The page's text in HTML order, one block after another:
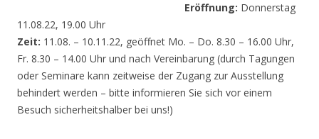
Eröffnung: Donnerstag
11.08.22, 19.00 Uhr
Zeit: 11.08. – 10.11.22, geöffnet Mo. – Do. 8.30 – 16.00 Uhr,
Fr. 8.30 – 14.00 Uhr und nach Vereinbarung (durch Tagungen
oder Seminare kann zeitweise der Zugang zur Ausstellung
behindert werden – bitte informieren Sie sich vor einem
Besuch sicherheitshalber bei uns!)